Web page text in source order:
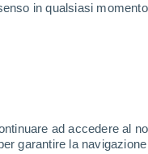
in qualsiasi
ad accedere al
garantire la
Janeiro